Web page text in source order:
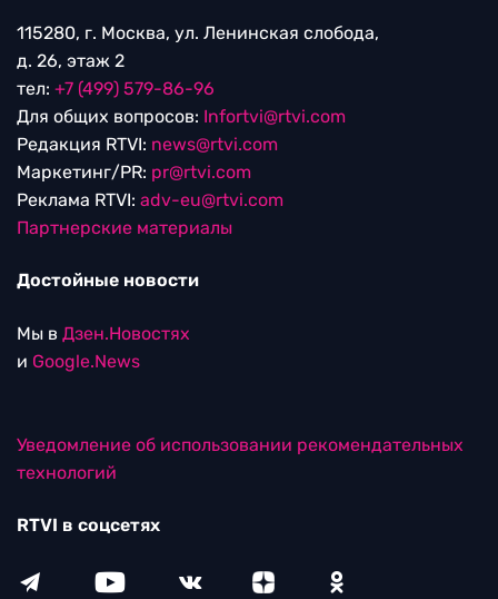
115280, г. Москва, ул. Ленинская слобода,
д. 26, этаж 2
тел: +7 (499) 579-86-96
Для общих вопросов: Infortvi@rtvi.com
Редакция RTVI: news@rtvi.com
Маркетинг/PR: pr@rtvi.com
Реклама RTVI: adv-eu@rtvi.com
Партнерские материалы
Достойные новости
Мы в Дзен.Новостях
и Google.News
Уведомление об использовании рекомендательных
технологий
RTVI в соцсетях